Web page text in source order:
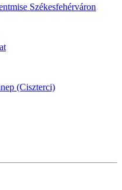
Székesfehérváron
(Ciszterci)